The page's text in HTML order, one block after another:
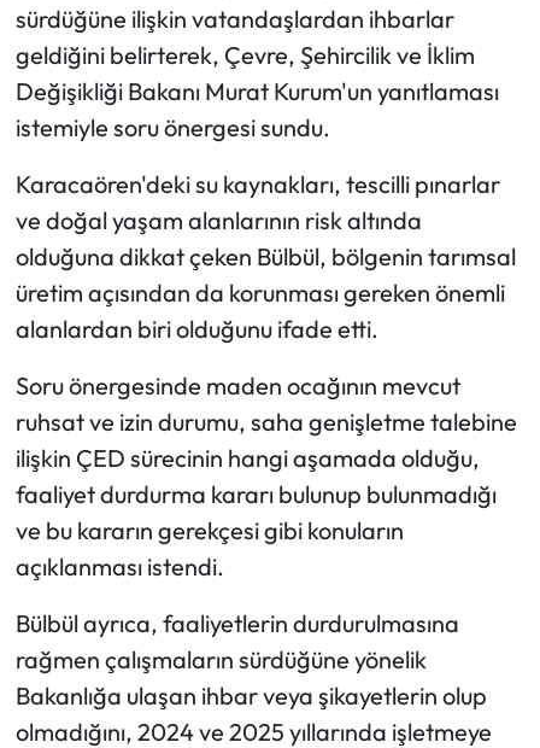
sürdüğüne ilişkin vatandaşlardan ihbarlar
geldiğini belirterek, Çevre, Şehircilik ve İklim
Değişikliği Bakanı Murat Kurum'un yanıtlaması
istemiyle soru önergesi sundu.
Karacaören'deki su kaynakları, tescilli pınarlar
ve doğal yaşam alanlarının risk altında
olduğuna dikkat çeken Bülbül, bölgenin tarımsal
üretim açısından da korunması gereken önemli
alanlardan biri olduğunu ifade etti.
Soru önergesinde maden ocağının mevcut
ruhsat ve izin durumu, saha genişletme talebine
ilişkin ÇED sürecinin hangi aşamada olduğu,
faaliyet durdurma kararı bulunup bulunmadığı
ve bu kararın gerekçesi gibi konuların
açıklanması istendi.
Bülbül ayrıca, faaliyetlerin durdurulmasına
rağmen çalışmaların sürdüğüne yönelik
Bakanlığa ulaşan ihbar veya şikayetlerin olup
olmadığını, 2024 ve 2025 yıllarında işletmeye